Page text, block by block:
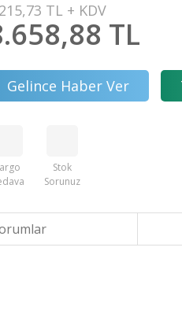
TL + KDV
TL
Gelince Haber Ver
Stok
Sorunuz